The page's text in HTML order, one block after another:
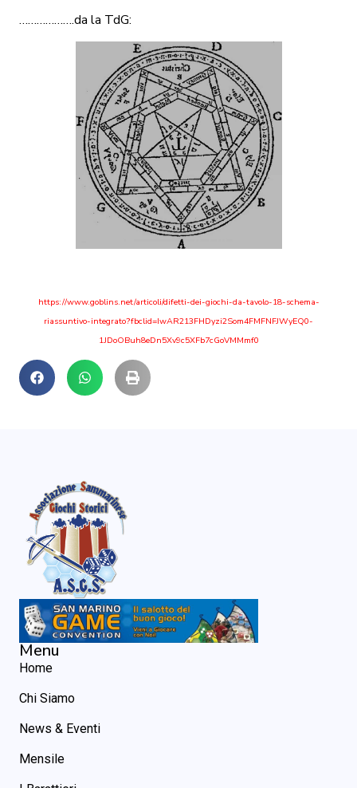
……………….da la TdG:
https://www.goblins.net/articoli/difetti-dei-giochi-da-tavolo-18-schema-
riassuntivo-integrato?fbclid=IwAR213FHDyzi2Som4FMFNFJWyEQ0-
1JDoOBuh8eDn5Xv9c5XFb7cGoVMMmf0
Menu
Home
Chi Siamo
News & Eventi
Mensile